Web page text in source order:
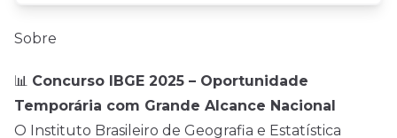
Sobre
📊 Concurso IBGE 2025 – Oportunidade
Temporária com Grande Alcance Nacional
O Instituto Brasileiro de Geografia e Estatística